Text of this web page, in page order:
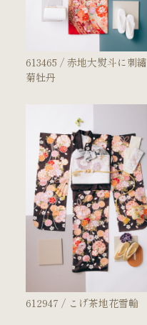
613465 / 赤地大熨斗に刺繡
菊牡丹
612947 / こげ茶地花雪輪